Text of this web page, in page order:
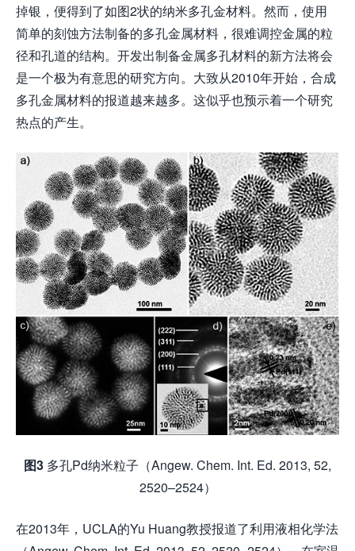
掉银，便得到了如图2状的纳米多孔金材料。然而，使用
简单的刻蚀方法制备的多孔金属材料，很难调控金属的粒
径和孔道的结构。开发出制备金属多孔材料的新方法将会
是一个极为有意思的研究方向。大致从2010年开始，合成
多孔金属材料的报道越来越多。这似乎也预示着一个研究
热点的产生。
图3 多孔Pd纳米粒子（Angew. Chem. Int. Ed. 2013, 52,
2520–2524）
在2013年，UCLA的Yu Huang教授报道了利用液相化学法